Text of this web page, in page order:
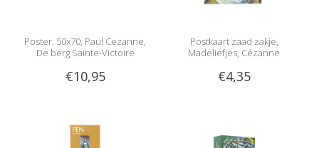
Poster, 50x70, Paul Cezanne,
De berg Sainte-Victoire
€10,95
Postkaart zaad zakje,
Madeliefjes, Cézanne
€4,35